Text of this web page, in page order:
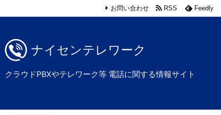
ナイセンテレワーク
クラウドPBXやテレワーク等 電話に関する情報サイト
お問い合わせ RSS Feedly